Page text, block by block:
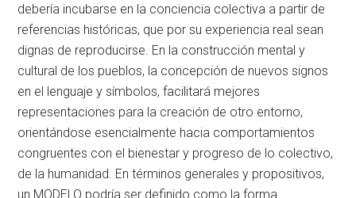
debería incubarse en la conciencia colectiva a partir de
referencias históricas, que por su experiencia real sean
dignas de reproducirse. En la construcción mental y
cultural de los pueblos, la concepción de nuevos signos
en el lenguaje y símbolos, facilitará mejores
representaciones para la creación de otro entorno,
orientándose esencialmente hacia comportamientos
congruentes con el bienestar y progreso de lo colectivo,
de la humanidad. En términos generales y propositivos,
un MODELO podría ser definido como la forma